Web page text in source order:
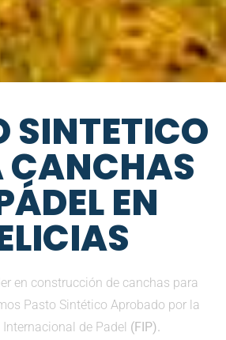
SINTETICO
CANCHAS
EN
en construcción de canchas para
Pasto Sintético Aprobado por la
de Padel (FIP).